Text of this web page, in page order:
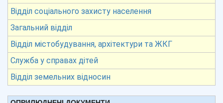
Відділ соціального захисту населення
Загальний відділ
Відділ містобудування, архітектури та ЖКГ
Служба у справах дітей
Відділ земельних відносин